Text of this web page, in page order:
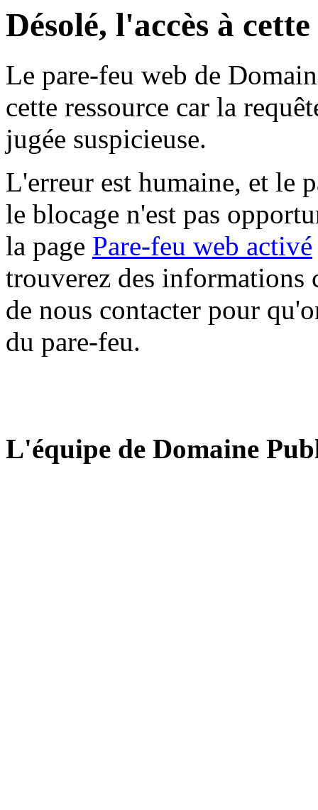
Désolé, l'accès à
Le pare-feu web de
cette ressource car la
jugée suspicieuse.
L'erreur est humaine, et le
le blocage n'est pas
la page Pare-feu web activé
trouverez des informations
de nous contacter pour
du pare-feu.
L'équipe de Domaine